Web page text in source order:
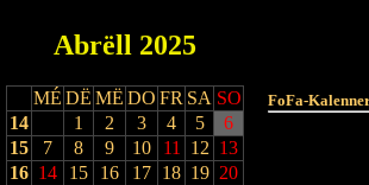
Abrëll 2025
MÉ DË MË DO FR SA SO
14
1 2 3 4 5
6
15
7 8 9 10 11 12 13
16 14 15 16 17 18 19 20
FoFa-